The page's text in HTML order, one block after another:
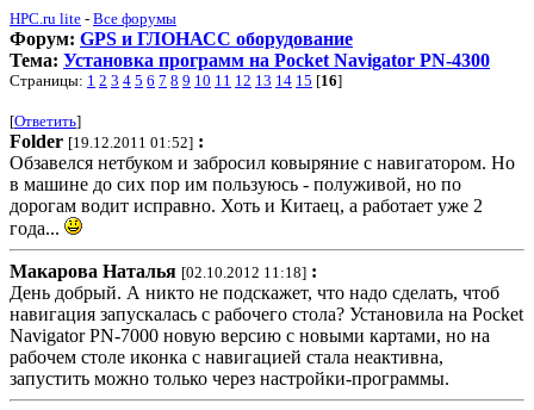
HPC.ru lite - Все форумы
Форум: GPS и ГЛОНАСС оборудование
Тема: Установка программ на Pocket Navigator PN-4300
Страницы: 1 2 3 4 5 6 7 8 9 10 11 12 13 14 15 [16]
[Ответить]
Folder [19.12.2011 01:52] :
Обзавелся нетбуком и забросил ковыряние с навигатором. Но
в машине до сих пор им пользуюсь - полуживой, но по
дорогам водит исправно. Хоть и Китаец, а работает уже 2
года...
Макарова Наталья [02.10.2012 11:18] :
День добрый. А никто не подскажет, что надо сделать, чтоб
навигация запускалась с рабочего стола? Установила на Pocket
Navigator PN-7000 новую версию с новыми картами, но на
рабочем столе иконка с навигацией стала неактивна,
запустить можно только через настройки-программы.